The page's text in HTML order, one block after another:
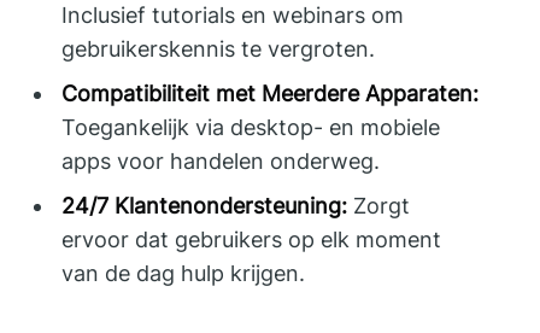
Inclusief tutorials en webinars om
gebruikerskennis te vergroten.
Compatibiliteit met Meerdere Apparaten:
Toegankelijk via desktop- en mobiele
apps voor handelen onderweg.
24/7 Klantenondersteuning: Zorgt
ervoor dat gebruikers op elk moment
van de dag hulp krijgen.